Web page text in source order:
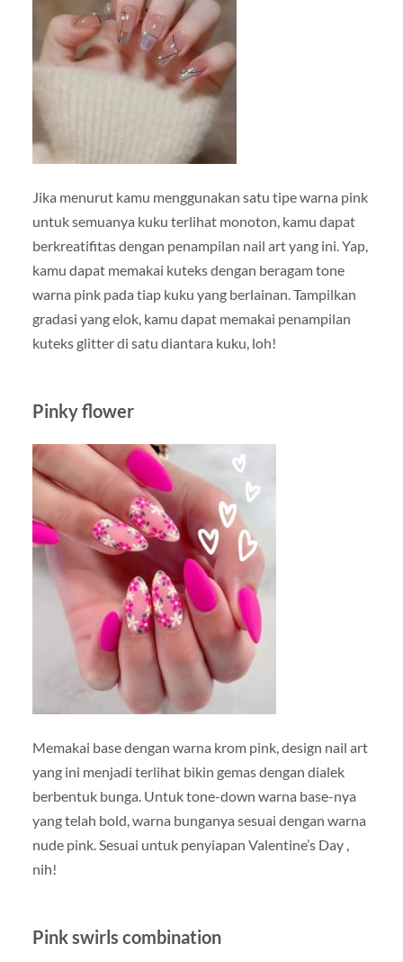
Jika menurut kamu menggunakan satu tipe warna pink
untuk semuanya kuku terlihat monoton, kamu dapat
berkreatifitas dengan penampilan nail art yang ini. Yap,
kamu dapat memakai kuteks dengan beragam tone
warna pink pada tiap kuku yang berlainan. Tampilkan
gradasi yang elok, kamu dapat memakai penampilan
kuteks glitter di satu diantara kuku, loh!
Pinky flower
Memakai base dengan warna krom pink, design nail art
yang ini menjadi terlihat bikin gemas dengan dialek
berbentuk bunga. Untuk tone-down warna base-nya
yang telah bold, warna bunganya sesuai dengan warna
nude pink. Sesuai untuk penyiapan Valentine’s Day ,
nih!
Pink swirls combination